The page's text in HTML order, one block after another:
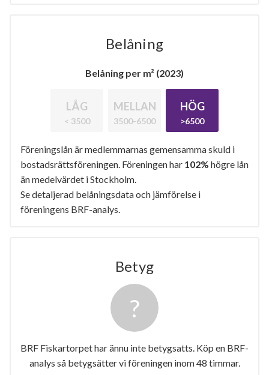
Belåning
Belåning per m² (2023)
LÅG
< 3500
MELLAN
3500-6500
HÖG
>6500
Föreningslån är medlemmarnas gemensamma skuld i
bostadsrättsföreningen. Föreningen har 102% högre lån
än medelvärdet i Stockholm.
Se detaljerad belåningsdata och jämförelse i
föreningens BRF-analys.
Betyg
BRF Fiskartorpet har ännu inte betygsatts. Köp en BRF-
analys så betygsätter vi föreningen inom 48 timmar.